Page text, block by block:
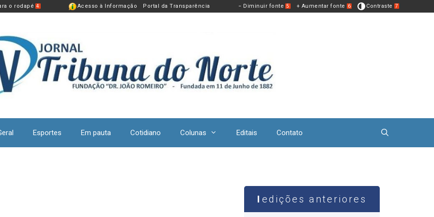
o rodapé 4 Acesso à Informação Portal da Transparência − Diminuir fonte 5 + Aumentar fonte 6 Contraste 7
Esportes Em pauta Cotidiano Colunas Editais Contato
edições anteriores